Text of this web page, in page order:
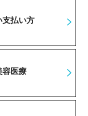
支払い方
容医療